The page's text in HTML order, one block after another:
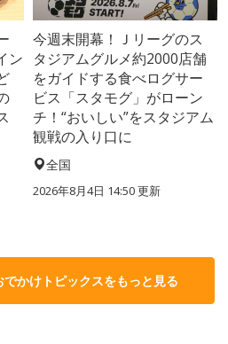
ン
今週末開幕！Ｊリーグのス
タジアムグルメ約2000店舗
をガイドする食べログサー
ビス「スタモグ」がローン
チ！“おいしい”をスタジアム
観戦の入り口に
全国
2026年8月4日 14:50更新
かけトピックスをもっと見る